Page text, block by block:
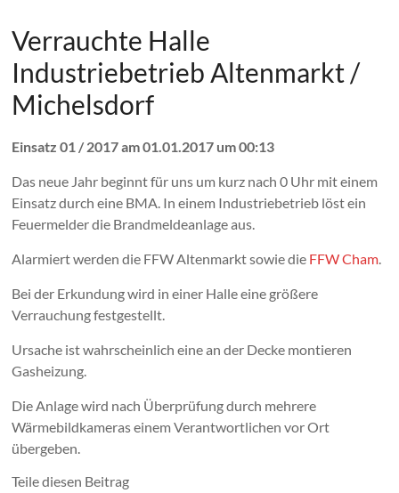
Verrauchte Halle
Industriebetrieb Altenmarkt /
Michelsdorf
Einsatz 01 / 2017 am 01.01.2017 um 00:13
Das neue Jahr beginnt für uns um kurz nach 0 Uhr mit einem
Einsatz durch eine BMA. In einem Industriebetrieb löst ein
Feuermelder die Brandmeldeanlage aus.
Alarmiert werden die FFW Altenmarkt sowie die FFW Cham.
Bei der Erkundung wird in einer Halle eine größere
Verrauchung festgestellt.
Ursache ist wahrscheinlich eine an der Decke montieren
Gasheizung.
Die Anlage wird nach Überprüfung durch mehrere
Wärmebildkameras einem Verantwortlichen vor Ort
übergeben.
Teile diesen Beitrag